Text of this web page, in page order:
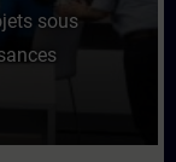
sous